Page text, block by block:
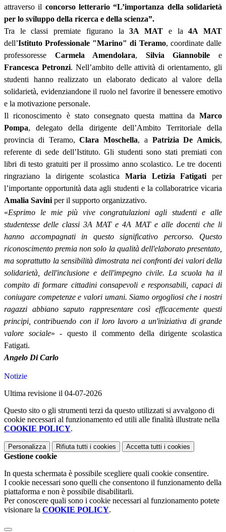
attraversoil concorso letterario “L’importanza della solidarietà
per lo sviluppo della ricerca e della scienza”.
Tra le classi premiate figurano la3A MAT e la4A MAT
dell’Istituto Professionale "Marino" di Teramo, coordinate dalle
professoresse Carmela Amendolara, Silvia Giannobile e
Francesca Petronzi. Nell’ambito delle attività di orientamento, gli
studenti hanno realizzato un elaborato dedicato al valore della
solidarietà, evidenziandone il ruolo nel favorire il benessere emotivo
e la motivazione personale.
Il riconoscimento è stato consegnato questa mattina da Marco
Pompa, delegato della dirigente dell’Ambito Territoriale della
provincia di Teramo,Clara Moschella, a Patrizia De Amicis,
referente di sede dell’Istituto. Gli studenti sono stati premiati con
libri di testo gratuiti per il prossimo anno scolastico. Le tre docenti
ringraziano la dirigente scolastica Maria Letizia Fatigati per
l’importante opportunità data agli studenti e la collaboratrice vicaria
Amalia Savini per il supporto organizzativo.
«Esprimo le mie più vive congratulazioni agli studenti e alle
studentesse delle classi 3A MAT e 4A MAT e alle docenti che li
hanno accompagnati in questo significativo percorso. Questo
riconoscimento premia non solo la qualità dell'elaborato presentato,
ma soprattutto la sensibilità dimostrata nei confronti dei valori della
solidarietà, dell'inclusione e dell'impegno civile. La scuola ha il
compito di formare cittadini consapevoli e responsabili, capaci di
coniugare competenze e valori umani. Siamo orgogliosi che i nostri
ragazzi abbiano saputo rappresentare così efficacemente questi
principi, contribuendo con il loro lavoro a un'iniziativa di grande
valore sociale» - questo il commento della dirigente scolastica
Fatigati.
Angelo Di Carlo
Notizie
Ultima revisione il 04-07-2026
Questo sito o gli strumenti terzi da questo utilizzati si avvalgono di
cookie necessari al funzionamento ed utili alle finalità illustrate nella
COOKIE POLICY.
Personalizza Rifiuta tutti i cookies Accetta tutti i cookies
Gestione cookie
In questa schermata è possibile scegliere quali cookie consentire.
I cookie necessari sono quelli che consentono il funzionamento della
piattaforma e non è possibile disabilitarli.
Per conoscere quali sono i cookie necessari al funzionamento potete
visionare la COOKIE POLICY.